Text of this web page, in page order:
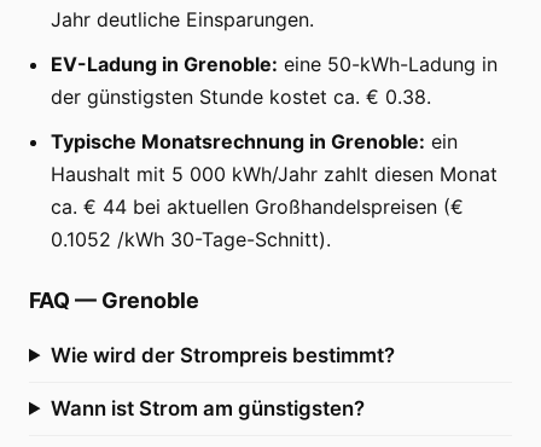
Jahr deutliche Einsparungen.
EV-Ladung in Grenoble: eine 50-kWh-Ladung in
der günstigsten Stunde kostet ca. € 0.38.
Typische Monatsrechnung in Grenoble: ein
Haushalt mit 5 000 kWh/Jahr zahlt diesen Monat
ca. € 44 bei aktuellen Großhandelspreisen (€
0.1052 /kWh 30-Tage-Schnitt).
FAQ — Grenoble
Wie wird der Strompreis bestimmt?
Wann ist Strom am günstigsten?